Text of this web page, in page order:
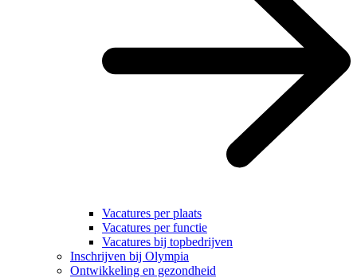
Vacatures per plaats
Vacatures per functie
Vacatures bij topbedrijven
Inschrijven bij Olympia
Ontwikkeling en gezondheid